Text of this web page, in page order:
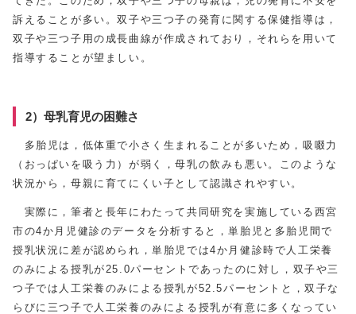
訴えることが多い。双子や三つ子の発育に関する保健指導は，
双子や三つ子用の成長曲線が作成されており，それらを用いて
指導することが望ましい。
2）母乳育児の困難さ
多胎児は，低体重で小さく生まれることが多いため，吸啜力
（おっぱいを吸う力）が弱く，母乳の飲みも悪い。このような
状況から，母親に育てにくい子として認識されやすい。
実際に，筆者と長年にわたって共同研究を実施している西宮
市の4か月児健診のデータを分析すると，単胎児と多胎児間で
授乳状況に差が認められ，単胎児では4か月健診時で人工栄養
のみによる授乳が25.0パーセントであったのに対し，双子や三
つ子では人工栄養のみによる授乳が52.5パーセントと，双子な
らびに三つ子で人工栄養のみによる授乳が有意に多くなってい